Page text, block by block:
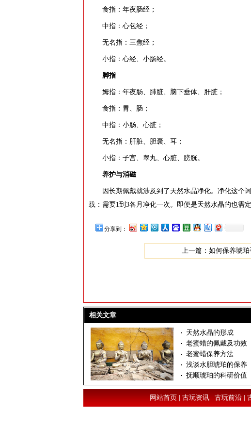
食指：年夜肠经；
中指：心包经；
无名指：三焦经；
小指：心经、小肠经。
脚指
姆指：年夜肠、肺脏、脑下垂体、肝脏；
食指：胃、肠；
中指：小肠、心脏；
无名指：肝脏、胆囊、耳；
小指：子宫、睾丸、心脏、膀胱。
养护与消磁
因长期佩戴就涉及到了天然水晶净化。净化这个
载：需要1到3各月净化一次。即便是天然水晶的也需定
分享到：
上一篇： 如何保养琥珀
相关文章
天然水晶的形成
老蜜蜡的佩戴及功效
老蜜蜡保养方法
浅谈水胆琥珀的保养
抚顺琥珀的科研价值
网站首页|古玩资讯|古玩前沿|